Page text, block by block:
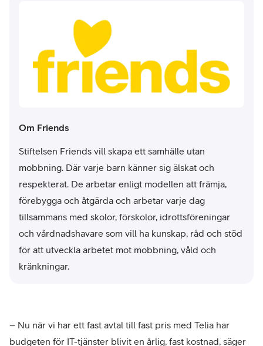
Om Friends
Stiftelsen Friends vill skapa ett samhälle utan
mobbning. Där varje barn känner sig älskat och
respekterat. De arbetar enligt modellen att främja,
förebygga och åtgärda och arbetar varje dag
tillsammans med skolor, förskolor, idrottsföreningar
och vårdnadshavare som vill ha kunskap, råd och stöd
för att utveckla arbetet mot mobbning, våld och
kränkningar.
– Nu när vi har ett fast avtal till fast pris med Telia har
budgeten för IT-tjänster blivit en årlig, fast kostnad, säger